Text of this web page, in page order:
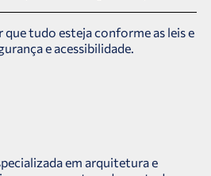
em arquitetura e
que tudo esteja conforme as leis e
e acessibilidade.